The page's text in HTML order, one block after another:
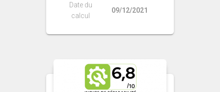
Date du
calcul
09/12/2021